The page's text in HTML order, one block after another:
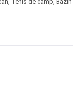
Tenis de câmp, Bazin